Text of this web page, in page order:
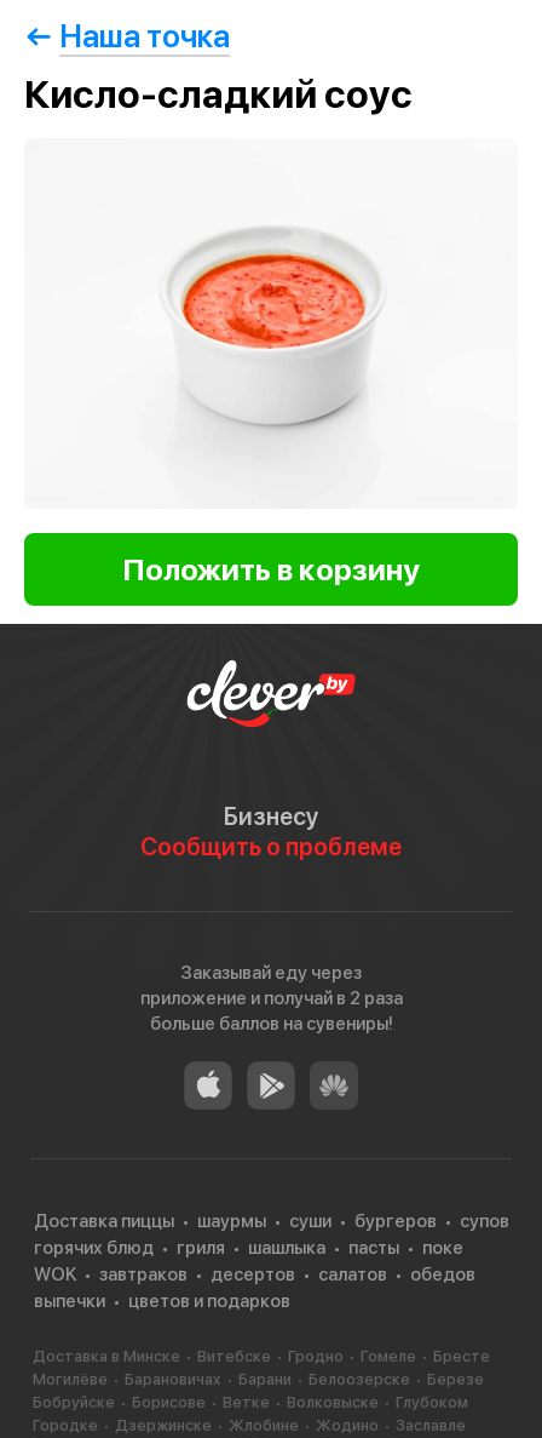
Наша точка
Кисло-сладкий соус
Бизнесу
Сообщить о проблеме
Заказывай еду через
приложение и получай в 2 раза
больше баллов на сувениры!
Доставка пиццы шаурмы суши бургеров
супов
горячих блюд
гриля шашлыка пасты
поке
WOK
завтраков десертов салатов
обедов
выпечки
цветов и подарков
Доставка в Минске Витебске Гродно Гомеле
Бресте
Могилёве
Барановичах Барани Белоозерске
Березе
Бобруйске
Борисове Ветке Волковыске
Глубоком
Городке
Дзержинске Жлобине Жодино
Заславле